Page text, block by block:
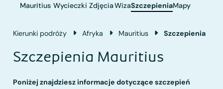
Mauritius Wycieczki ZdjęciaWizaSzczepieniaMapy
Kierunki podróży Afryka Mauritius Szczepienia
Szczepienia Mauritius
Poniżej znajdziesz informacje dotyczące szczepień